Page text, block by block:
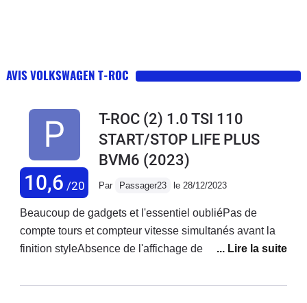
AVIS VOLKSWAGEN T-ROC
10,6 /20
T-ROC (2) 1.0 TSI 110
START/STOP LIFE PLUS
BVM6 (2023)
Par Passager23 le 28/12/2023
Beaucoup de gadgets et l'essentiel oubliéPas de
compte tours et compteur vitesse simultanés avant la
finition styleAbsence de l'affichage de la date alors que
depuis l'acquisition, (même sur rubrique données de